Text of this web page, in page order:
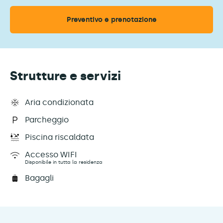
Preventivo e prenotazione
Strutture e servizi
Aria condizionata
Parcheggio
Piscina riscaldata
Accesso WIFI
Disponibile in tutta la residenza
Bagagli